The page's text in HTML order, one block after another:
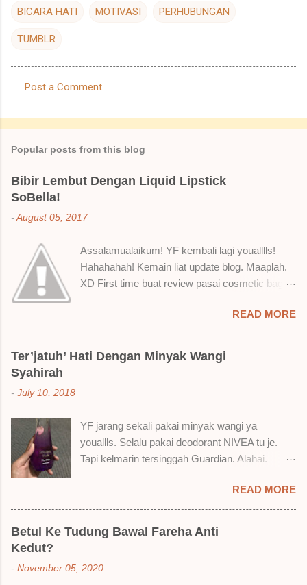
BICARA HATI MOTIVASI PERHUBUNGAN
TUMBLR
o
m
e
n
t
Post a Comment
Popular posts from this blog
Bibir Lembut Dengan Liquid Lipstick
SoBella!
-August 05, 2017
Assalamualaikum! YF kembali lagi youalllls!
Hahahahah! Kemain liat update blog. Maaplah.
XD First time buat review pasai cosmetic bagai
Nak jadikan cerita, a ku baru je beli liquid lipstick
brand SoBella ni. Siap beli 3 kau! Adeh! Dari
atas, Cornflakes Madu, Strawberry Semprit &
Rose Makmur Setelah dicuba dengan pelbagai
suka tu boleh adjust. Don't worry! Aku start
dengan yang elok dulu lah ek! Pros 1) OMG!
Ringan gila tekstur dia bila dah kering. Serious!
Lembut plak jadinya bibir ni and smooth gitu. 3)
Bila minum air, still nampak bekas lipstick kat
gelas tapi tak obvious pun. Sikit sangat. Tapi tak
makan berpinggan-pinggan. 4) Senang nak
READ MORE
Ter’jatuh’ Hati Dengan Minyak Wangi
Syahirah
- July 10, 2018
YF jarang sekali pakai minyak wangi ya
youallls. Selalu pakai deodorant NIVEA tu je.
Tapi kelmarin tersinggah Guardian. Alahai.
dalam Guardian, ternampaklah minyak wangi
Syahirah ni. Kebetulan ada sale . RM18 je tau.
Harga adal tak pasti plak. May be dalam RM20
macam tu. Dah lama tak pakai perfume , ambil
redhanya sebab tak tahu lah wangian dia tu
READ MORE
Betul Ke Tudung Bawal Fareha Anti
Kedut?
- November 05, 2020